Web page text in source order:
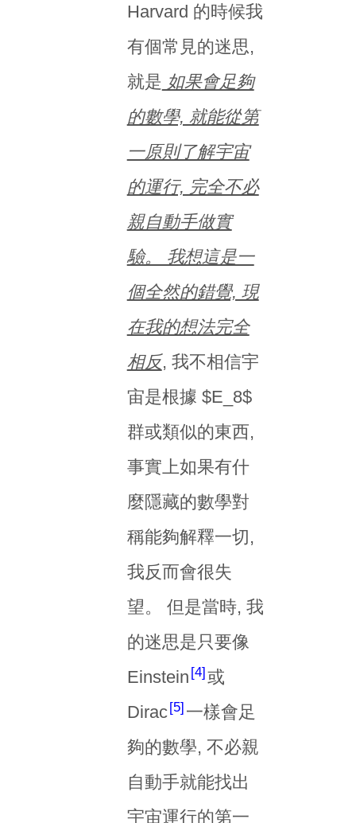
Harvard 的時候我
有個常見的迷思,
就是 如果會足夠
的數學, 就能從第
一原則了解宇宙
的運行, 完全不必
親自動手做實
驗。 我想這是一
個全然的錯覺, 現
在我的想法完全
相反, 我不相信宇
宙是根據 $E_8$
群或類似的東西,
事實上如果有什
麼隱藏的數學對
稱能夠解釋一切,
我反而會很失
望。 但是當時, 我
的迷思是只要像
Einstein 4 或
Dirac 5 一樣會足
夠的數學, 不必親
自動手就能找出
宇宙運行的第一